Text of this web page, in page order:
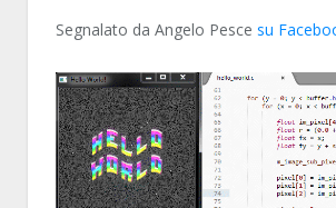
Segnalato da Angelo Pesce su